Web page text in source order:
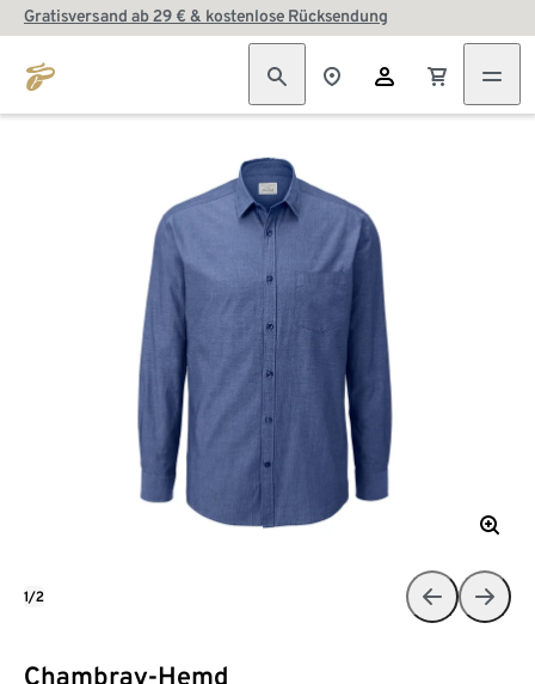
Gratisversand ab 29 € & kostenlose Rücksendung
Chambray-Hemd
1/2